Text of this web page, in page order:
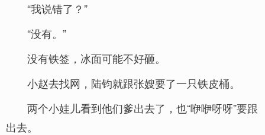
“我说错了？”
“没有。”
没有铁签，冰面可能不好砸。
小赵去找网，陆钧就跟张嫂要了一只铁皮桶。
两个小娃儿看到他们爹出去了，也“咿咿呀呀”要跟
出去。